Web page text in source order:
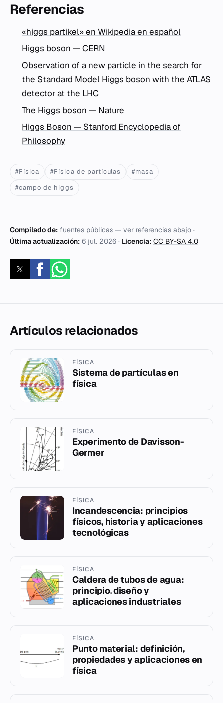
Referencias
«higgs partikel» en Wikipedia en español
Higgs boson — CERN
Observation of a new particle in the search for
the Standard Model Higgs boson with the ATLAS
detector at the LHC
The Higgs boson — Nature
Higgs Boson — Stanford Encyclopedia of
Philosophy
#Física #Física de partículas
#masa
#campo de higgs
Compilado de: fuentes públicas — ver referencias abajo ·
Última actualización: 6 jul. 2026 · Licencia: CC BY-SA 4.0
Artículos relacionados
FÍSICA
Sistema de partículas en
física
FÍSICA
Experimento de Davisson-
Germer
FÍSICA
Incandescencia: principios
físicos, historia y aplicaciones
tecnológicas
FÍSICA
Caldera de tubos de agua:
principio, diseño y
aplicaciones industriales
FÍSICA
Punto material: definición,
propiedades y aplicaciones en
física